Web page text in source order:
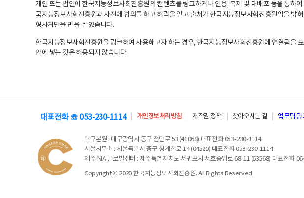
개인 또는 법인이 한국지능정보사회진흥원의 컨텐츠를 링크하거나 인용, 복제 및 재배포 등을 통하
국지능정보사회진흥원과 사전에 협의를 하고 허락을 얻고 출처가 한국지능정보사회진흥원임을 밝
형사처벌을 받을 수 있습니다.
한국지능정보사회진흥원을 링크하여 사용하고자 하는 경우, 한국지능정보사회진흥원에 연결됨을
안에 넣는 것은 허용되지 않습니다.
대표전화 ☏ 053-230-1114 개인정보처리방침 저작권 정책 찾아오시는 길 업무담당
대구본원 : 대구광역시 동구 첨단로 53 (41068) 대표전화 053-230-1114
서울사무소 : 서울특별시 중구 청계천로 14 (04520) 대표전화 053-230-1114
제주 NIA 글로벌센터 : 제주특별자치도 서귀포시 서호중앙로 68-11 (63568) 대표전화
Copyright © 2020 한국지능정보사회진흥원. All Rights Reserved.